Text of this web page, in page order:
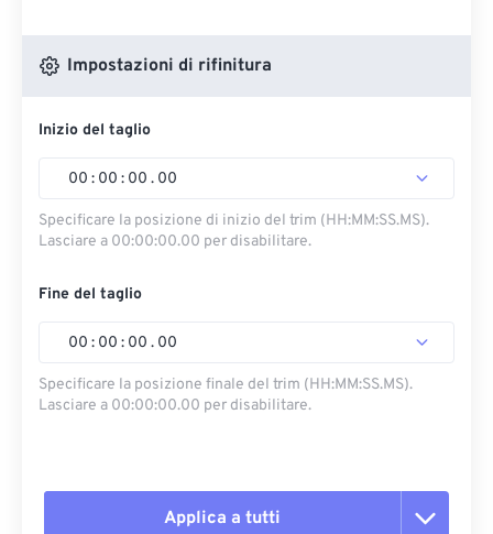
Impostazioni di rifinitura
Inizio del taglio
00 : 00 : 00 . 00
Specificare la posizione di inizio del trim (HH:MM:SS.MS).
Lasciare a 00:00:00.00 per disabilitare.
Fine del taglio
00 : 00 : 00 . 00
Specificare la posizione finale del trim (HH:MM:SS.MS).
Lasciare a 00:00:00.00 per disabilitare.
Applica a tutti